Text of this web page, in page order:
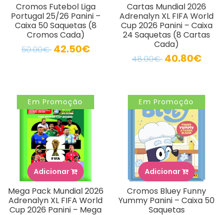
Cromos Futebol Liga
Portugal 25/26 Panini –
Caixa 50 Saquetas (8
Cromos Cada)
50.00€ 42.50€
Cartas Mundial 2026
Adrenalyn XL FIFA World
Cup 2026 Panini – Caixa
24 Saquetas (8 Cartas
Cada)
48.00€ 40.80€
Em Promoção
Adicionar
Mega Pack Mundial 2026
Adrenalyn XL FIFA World
Cup 2026 Panini – Mega
Em Promoção
Adicionar
Cromos Bluey Funny
Yummy Panini – Caixa 50
Saquetas